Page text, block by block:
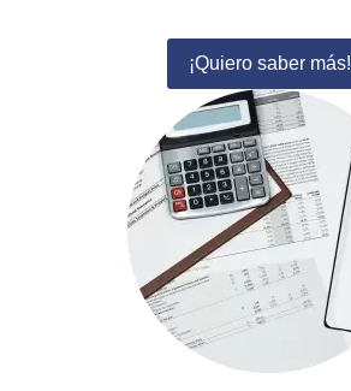
¡Quiero saber más!